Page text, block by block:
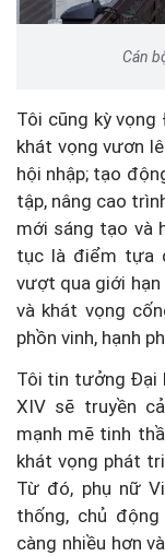
Cán
Tôi cũng kỳ
khát vọng vươn
hội nhập; tạo
tập, nâng cao
mới sáng tạo và
tục là điểm tựa
vượt qua giới hạn
và khát vọng
phồn vinh, hạnh
Tôi tin tưởng Đại
XIV sẽ truyền
mạnh mẽ tinh
khát vọng phát
Từ đó, phụ nữ
thống, chủ
càng nhiều hơn